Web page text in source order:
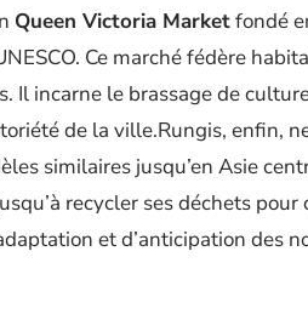
Queen Victoria Marketfondé
Ce marché fédère
Il incarne le brassage de
de la ville.Rungis, enfin,
similaires jusqu’en Asie
recycler ses déchets
et d’anticipation des